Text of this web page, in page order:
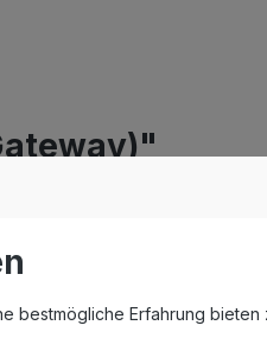
bestmögliche Erfahrung bieten